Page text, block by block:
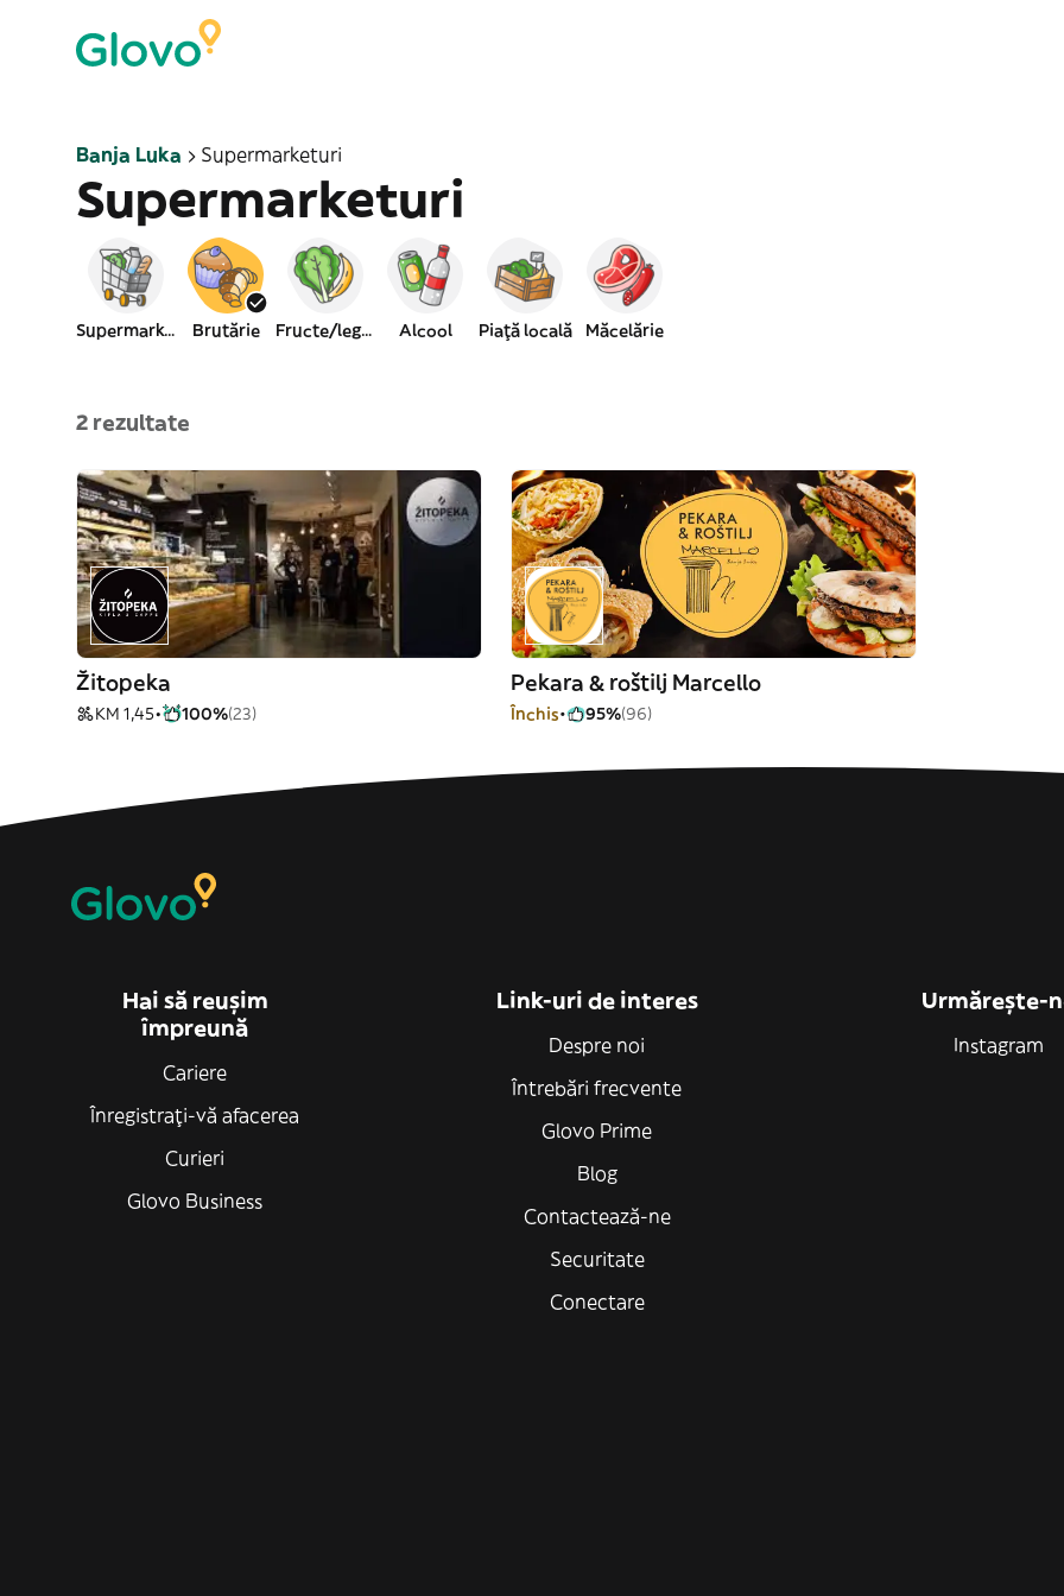
Banja Luka Supermarketuri
Supermarketuri
Supermarket Brutărie Fructe/legume Alcool Piaţă locală Măcelărie
2 rezultate
Žitopeka
KM 1,45 100%(23)
Pekara & roštilj Marcello
Închis 95%(96)
Hai să reușim
împreună
Cariere
Înregistrați-vă afacerea
Curieri
Glovo Business
Link-uri de interes
Despre noi
Întrebări frecvente
Glovo Prime
Blog
Contactează-ne
Securitate
Conectare
Urmărește-
Instagram